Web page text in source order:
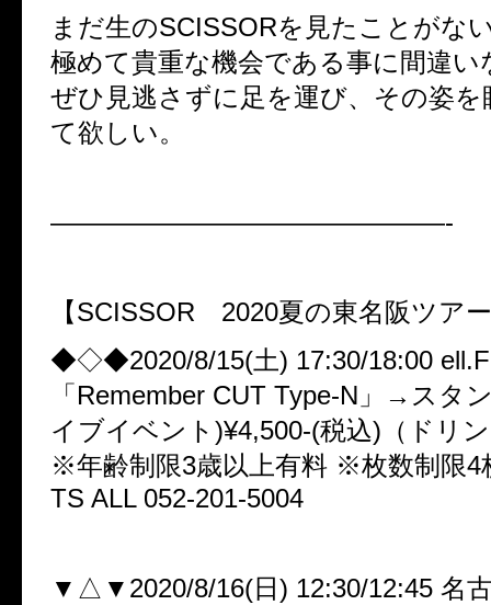
まだ生のSCISSORを見たことがな
極めて貴重な機会である事に間違い
ぜひ見逃さずに足を運び、その姿を
て欲しい。
———————————————-
【SCISSOR 2020夏の東名阪ツア
◆◇◆2020/8/15(土) 17:30/18:00
「Remember CUT Type-N」→スタ
イブイベント)¥4,500-(税込)（ドリ
※年齢制限3歳以上有料 ※枚数制限
TS ALL 052-201-5004
▼△▼2020/8/16(日) 12:30/12:45 名